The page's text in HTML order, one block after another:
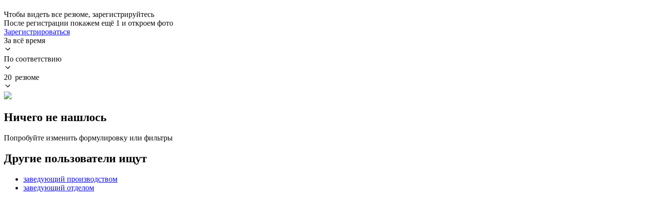
Чтобы видеть все резюме, зарегистрируйтесь
После регистрации покажем ещё 1 и откроем фото
Зарегистрироваться
За всё время
По соответствию
20 резюме
Ничего не нашлось
Попробуйте изменить формулировку или фильтры
Другие пользователи ищут
заведующий производством
заведующий отделом